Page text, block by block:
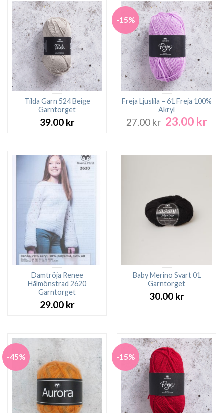
Tilda Garn 524 Beige
Garntorget
39.00 kr
-15%
Freja Ljuslila – 61 Freja 100%
Akryl
27.00kr Det
27.00 kr.
23.00 krDet
Damtröja Renee
Hålmönstrad 2620
Garntorget
29.00 kr
Baby Merino Svart 01
Garntorget
30.00 kr
-45% -15%